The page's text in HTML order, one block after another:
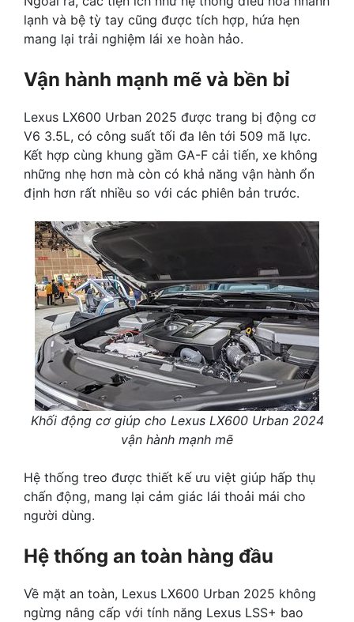
lạnh và bệ tỳ tay cũng được tích hợp, hứa hẹn
mang lại trải nghiệm lái xe hoàn hảo.
Vận hành mạnh mẽ và bền bỉ
Lexus LX600 Urban 2025 được trang bị động cơ
V6 3.5L, có công suất tối đa lên tới 509 mã lực.
Kết hợp cùng khung gầm GA-F cải tiến, xe không
những nhẹ hơn mà còn có khả năng vận hành ổn
định hơn rất nhiều so với các phiên bản trước.
Khối động cơ giúp cho Lexus LX600 Urban 2024
vận hành mạnh mẽ
Hệ thống treo được thiết kế ưu việt giúp hấp thụ
chấn động, mang lại cảm giác lái thoải mái cho
người dùng.
Hệ thống an toàn hàng đầu
Về mặt an toàn, Lexus LX600 Urban 2025 không
ngừng nâng cấp với tính năng Lexus LSS+ bao